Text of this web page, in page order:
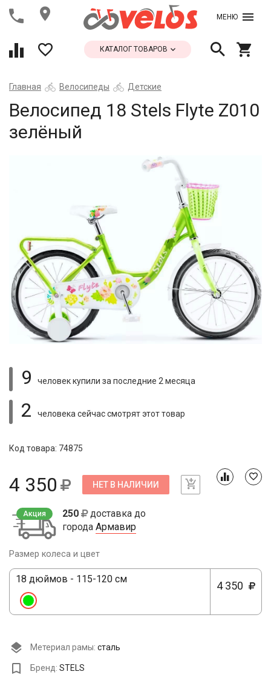
МЕНЮ
КАТАЛОГ ТОВАРОВ
Главная Велосипеды Детские
Велосипед 18 Stels Flyte Z010
зелёный
9 человек купили за последние 2 месяца
2 человека сейчас смотрятэтот товар
Код товара: 74875
4 350 НЕТ В НАЛИЧИИ
Акция 250
доставка до
города Армавир
Размер колеса и цвет
18 дюймов - 115-120 см
4 350
Метериал рамы: сталь
Бренд: STELS